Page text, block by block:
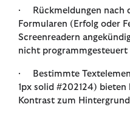
· Rückmeldungen nach
Formularen (Erfolg oder
Screenreadern
nicht
· Bestimmte
1px solid #202124) bieten
Kontrast zum